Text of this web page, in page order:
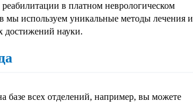
в платном неврологическом
мы используем уникальные методы лечения и
достижений науки.
всех отделений, например, вы можете